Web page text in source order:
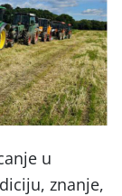
u
znanje,